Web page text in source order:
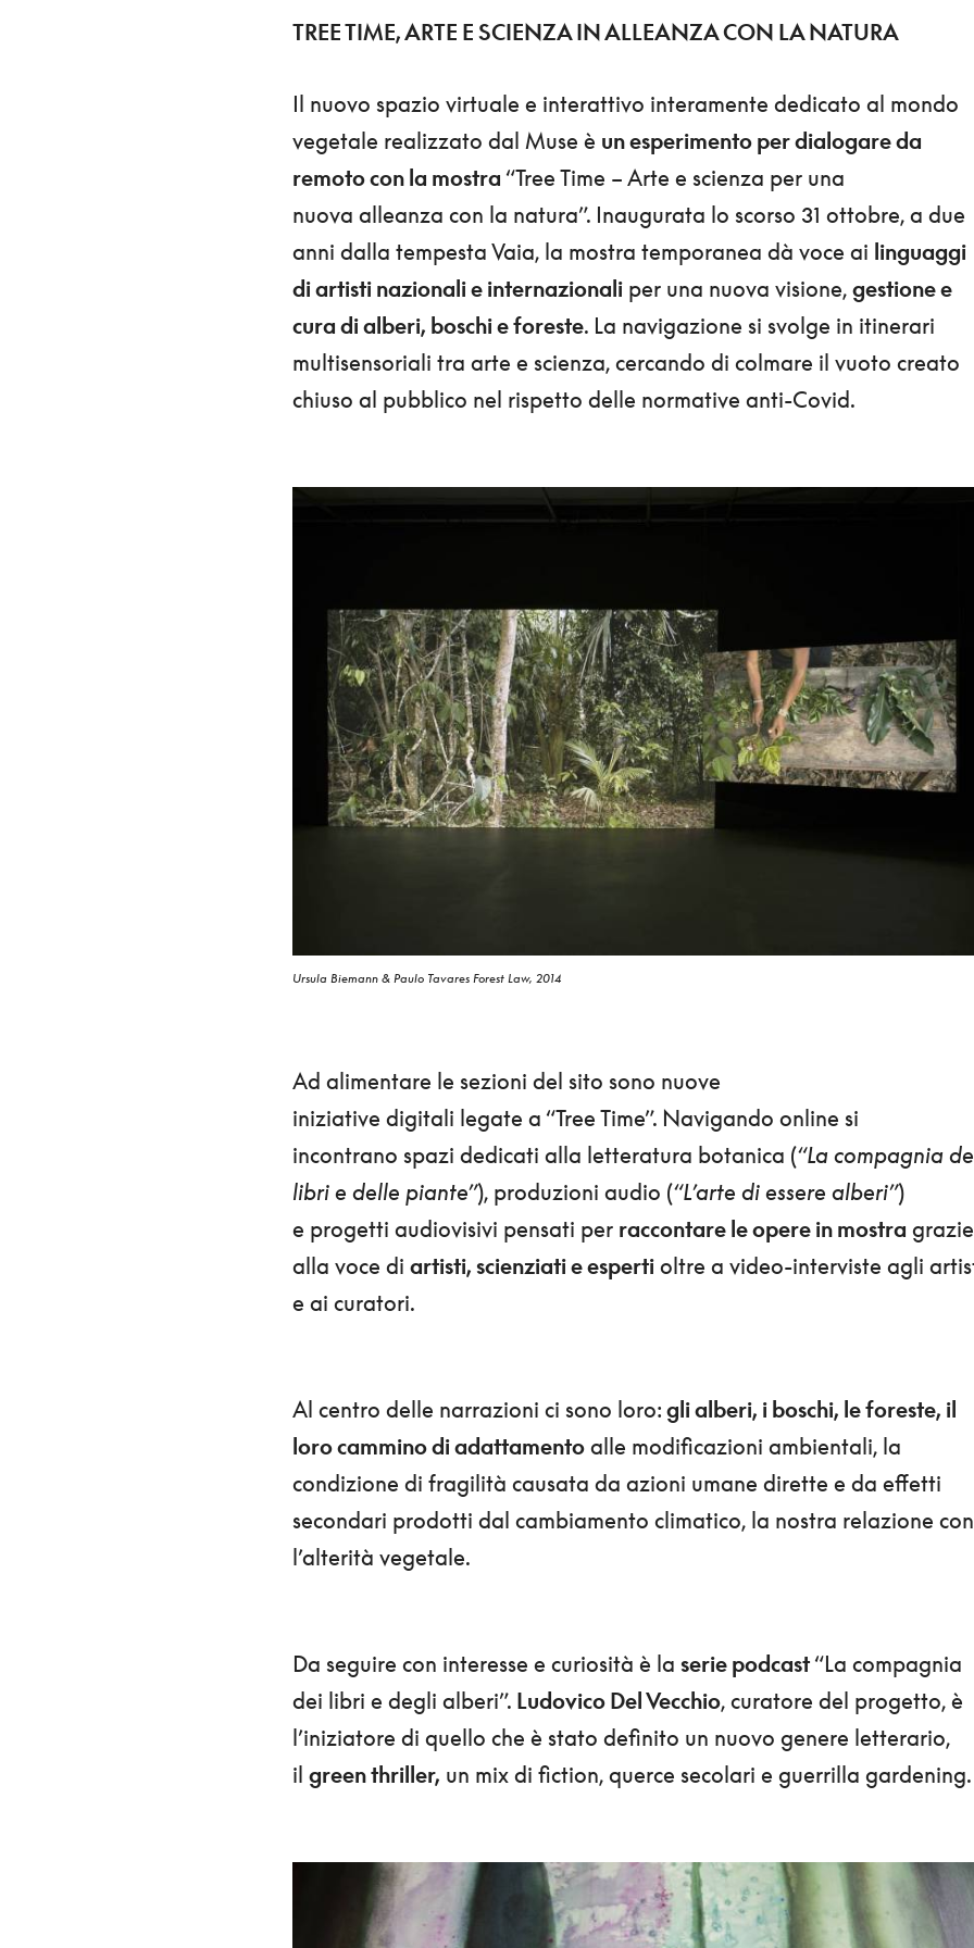
TREE TIME, ARTE E SCIENZA IN ALLEANZA CON LA NATURA
Il nuovo spazio virtuale e interattivo interamente dedicato al mondo
vegetale realizzato dal Muse è un esperimento per dialogare da
remoto con la mostra “Tree Time – Arte e scienza per una
nuova alleanza con la natura”. Inaugurata lo scorso 31 ottobre, a due
anni dalla tempesta Vaia, la mostra temporanea dà voce ai linguaggi
di artisti nazionali e internazionaliper una nuova visione, gestione e
cura di alberi, boschi e foreste. La navigazione si svolge in itinerari
multisensoriali tra arte e scienza, cercando di colmare il vuoto creato
chiuso al pubblico nel rispetto delle normative anti-Covid.
Ursula Biemann & Paulo Tavares Forest Law, 2014
Ad alimentare le sezioni del sito sono nuove
iniziative digitali legate a “Tree Time”. Navigando online si
incontrano spazi dedicati alla letteratura botanica (“La compagnia
libri e delle piante”), produzioni audio (“L’arte di essere alberi”)
e progetti audiovisivi pensati per raccontare le opere in mostra grazie
alla voce di artisti, scienziati e espertioltre a video-interviste agli
e ai curatori.
Al centro delle narrazioni ci sono loro: gli alberi, i boschi, le foreste, il
loro cammino di adattamentoalle modificazioni ambientali, la
condizione di fragilità causata da azioni umane dirette e da effetti
secondari prodotti dal cambiamento climatico, la nostra relazione con
l’alterità vegetale.
Da seguire con interesse e curiosità è la serie podcast“La compagnia
dei libri e degli alberi”. Ludovico Del Vecchio, curatore del progetto, è
l’iniziatore di quello che è stato definito un nuovo genere letterario,
il green thriller, un mix di fiction, querce secolari e guerrilla